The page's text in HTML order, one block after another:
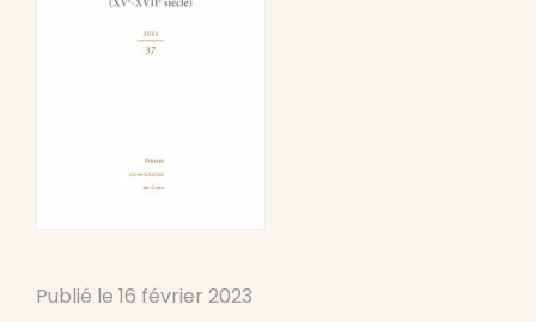
Publié le 16 février 2023